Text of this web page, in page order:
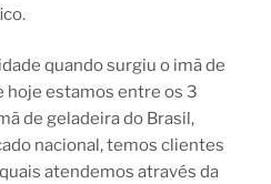
quando surgiu o imã de
hoje estamos entre os 3
de geladeira do Brasil,
nacional, temos clientes
atendemos através da